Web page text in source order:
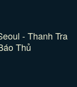
- Thanh Tra
Thủ